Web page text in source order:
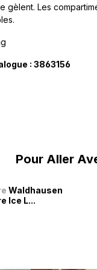
Pour Aller
Waldhausen
Ice L...
gèlent. Les
: 3863156